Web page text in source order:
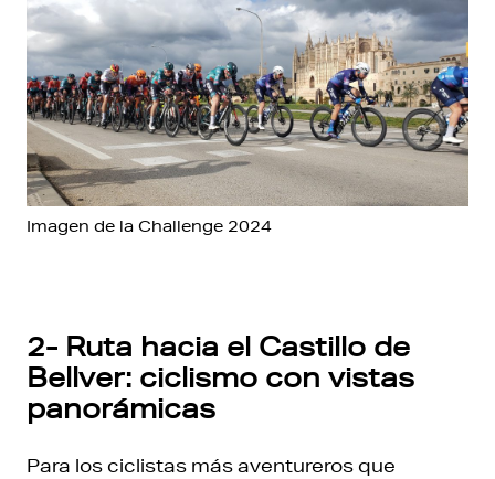
Imagen de la Challenge 2024
2- Ruta hacia el Castillo de
Bellver: ciclismo con vistas
panorámicas
Para los ciclistas más aventureros que